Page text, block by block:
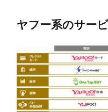
ヤフー系のサー